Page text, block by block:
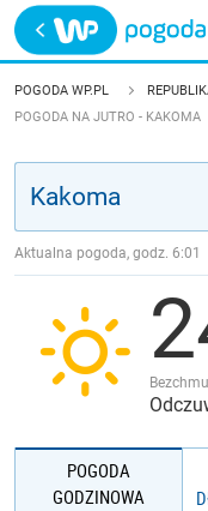
Trwa ładowanie
POLSKA
JAKOŚĆ POWIETRZA
POGODA WP.PL
POGODA NA JUTRO - KAKOMA
Aktualna pogoda, godz. 6:01
POGODA
GODZINOWA